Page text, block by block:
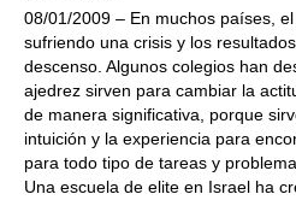
08/01/2009 – En muchos países,
sufriendo una crisis y los
descenso. Algunos colegios han
ajedrez sirven para cambiar la
de manera significativa, porque
intuición y la experiencia para
para todo tipo de tareas y
Una escuela de elite en Israel ha